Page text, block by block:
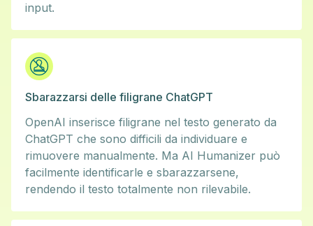
input.
Sbarazzarsi delle filigrane ChatGPT
OpenAI inserisce filigrane nel testo generato da
ChatGPT che sono difficili da individuare e
rimuovere manualmente. Ma AI Humanizer può
facilmente identificarle e sbarazzarsene,
rendendo il testo totalmente non rilevabile.